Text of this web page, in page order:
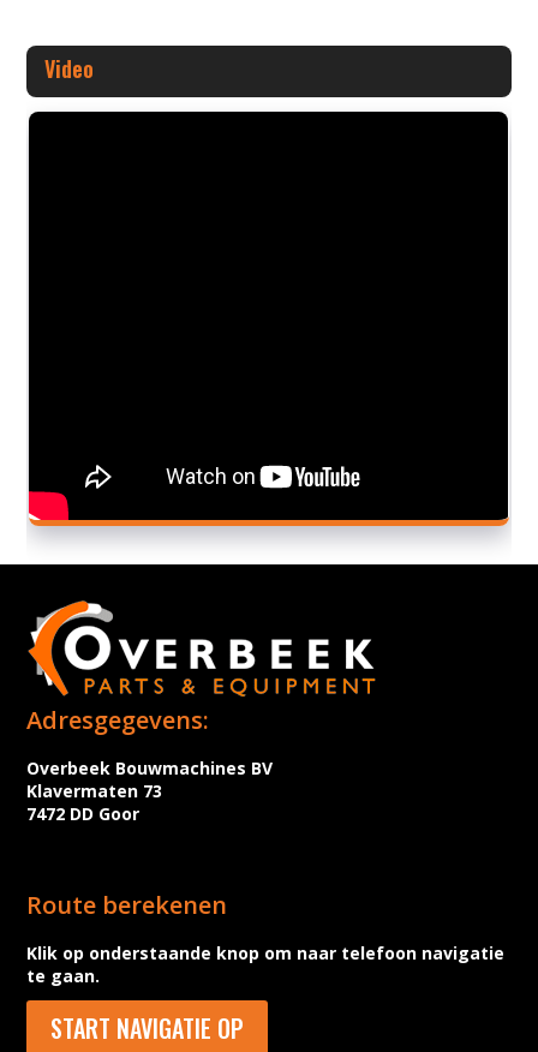
Video
Adresgegevens:
Overbeek Bouwmachines BV
Klavermaten 73
7472 DD Goor
Route berekenen
Klik op onderstaande knop om naar telefoon navigatie
te gaan.
START NAVIGATIE OP